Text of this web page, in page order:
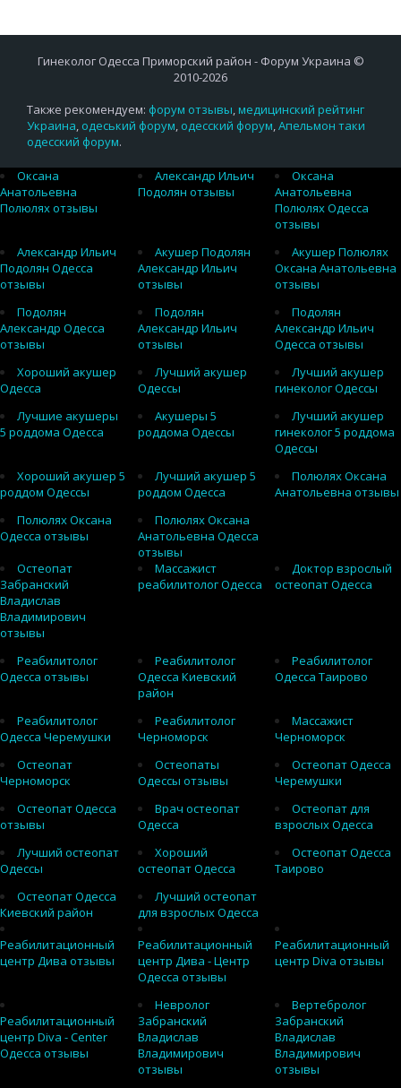
Гинеколог Одесса Приморский район - Форум Украина ©
2010-2026
Также рекомендуем: форум отзывы,медицинский рейтинг
Украина, одеський форум, одесский форум,Апельмон таки
одесский форум.
Оксана
Анатольевна
Полюлях отзывы
Александр Ильич
Подолян отзывы
Оксана
Анатольевна
Полюлях Одесса
отзывы
Александр Ильич
Подолян Одесса
отзывы
Акушер Подолян
Александр Ильич
отзывы
Акушер Полюлях
Оксана Анатольевна
отзывы
Подолян
Александр Одесса
отзывы
Подолян
Александр Ильич
отзывы
Подолян
Александр Ильич
Одесса отзывы
Хороший акушер
Одесса
Лучший акушер
Одессы
Лучший акушер
гинеколог Одессы
Лучшие акушеры
5 роддома Одесса
Акушеры 5
роддома Одессы
Лучший акушер
гинеколог 5 роддома
Одессы
Хороший акушер 5
роддом Одессы
Лучший акушер 5
роддом Одесса
Полюлях Оксана
Анатольевна отзывы
Полюлях Оксана
Одесса отзывы
Полюлях Оксана
Анатольевна Одесса
отзывы
Остеопат
Забранский
Владислав
Владимирович
отзывы
Массажист
реабилитолог Одесса
Доктор взрослый
остеопат Одесса
Реабилитолог
Одесса отзывы
Реабилитолог
Одесса Киевский
район
Реабилитолог
Одесса Таирово
Реабилитолог
Одесса Черемушки
Реабилитолог
Черноморск
Массажист
Черноморск
Остеопат
Черноморск
Остеопаты
Одессы отзывы
Остеопат Одесса
Черемушки
Остеопат Одесса
отзывы
Врач остеопат
Одесса
Остеопат для
взрослых Одесса
Лучший остеопат
Одессы
Хороший
остеопат Одесса
Остеопат Одесса
Таирово
Остеопат Одесса
Киевский район
Лучший остеопат
для взрослых Одесса
Реабилитационный
центр Дива отзывы
Реабилитационный
центр Дива - Центр
Одесса отзывы
Реабилитационный
центр Diva отзывы
Реабилитационный
центр Diva - Center
Одесса отзывы
Невролог
Забранский
Владислав
Владимирович
отзывы
Вертебролог
Забранский
Владислав
Владимирович
отзывы